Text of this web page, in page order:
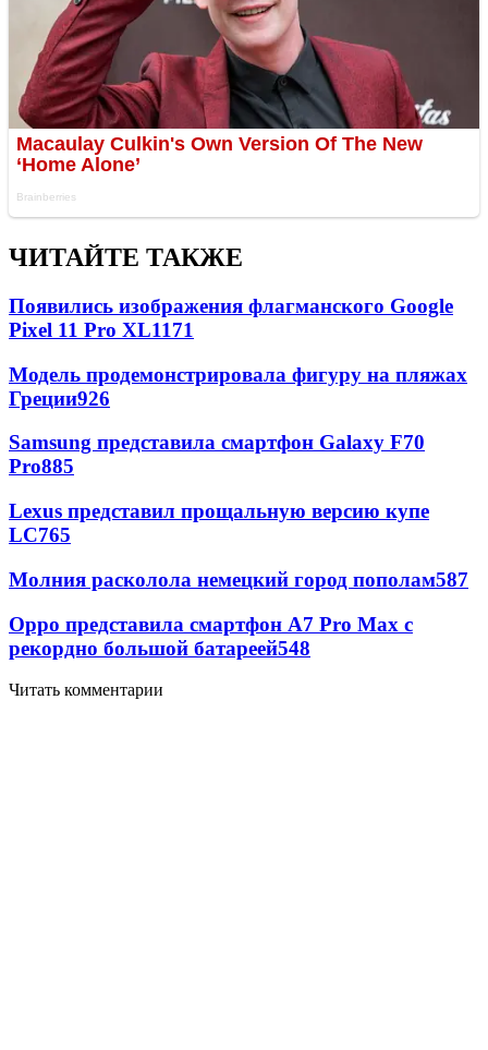
ЧИТАЙТЕ ТАКЖЕ
Появились изображения флагманского Google
Pixel 11 Pro XL1171
Модель продемонстрировала фигуру на пляжах
Греции926
Samsung представила смартфон Galaxy F70
Pro885
Lexus представил прощальную версию купе
LC765
Молния расколола немецкий город пополам587
Oppo представила смартфон A7 Pro Max с
рекордно большой батареей548
Читать комментарии